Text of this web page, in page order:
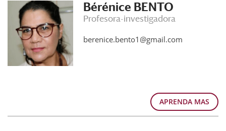
Bérénice BENTO
Profesora-investigadora
berenice.bento1@gmail.com
APRENDA MAS